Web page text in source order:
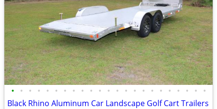
• • • • • • • • • • • • • • • • • • • • • • •
Black Rhino Aluminum Car Landscape Golf Cart Trailers